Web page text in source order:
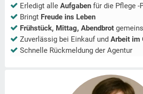
Erledigt alle Aufgaben für die Pflege -
Bringt Freude ins Leben
Frühstück, Mittag, Abendbrot
Zuverlässig bei Einkauf und Arbeit im
Schnelle Rückmeldung der Agentur